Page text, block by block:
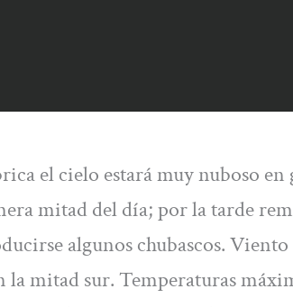
el cielo estará muy nuboso en
mitad del día; por la tarde
algunos chubascos.
la mitad sur. Temperaturas